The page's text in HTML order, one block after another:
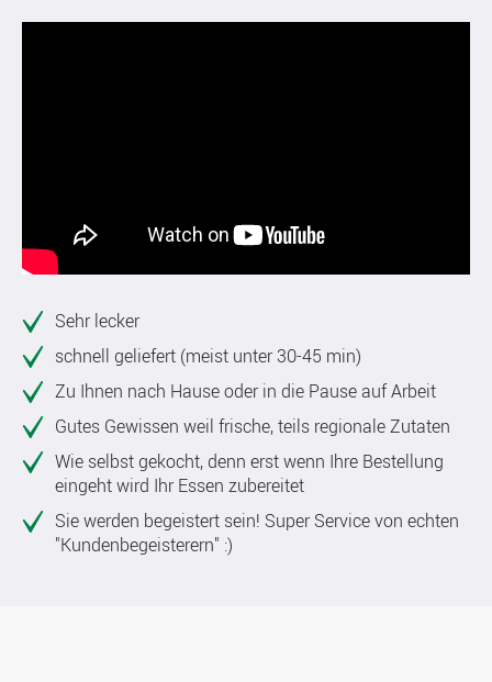
Sehr lecker
schnell geliefert (meist unter 30-45 min)
Zu Ihnen nach Hause oder in die Pause auf Arbeit
Gutes Gewissen weil frische, teils regionale Zutaten
Wie selbst gekocht, denn erst wenn Ihre Bestellung
eingeht wird Ihr Essen zubereitet
Sie werden begeistert sein! Super Service von echten
"Kundenbegeisterern" :)